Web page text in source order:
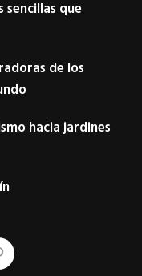
que
de los
hacia jardines